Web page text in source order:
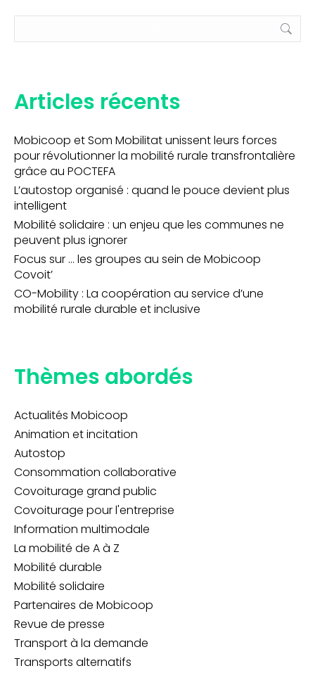
:
Articles récents
Mobicoop et Som Mobilitat unissent leurs forces
pour révolutionner la mobilité rurale transfrontalière
grâce au POCTEFA
L’autostop organisé : quand le pouce devient plus
intelligent
Mobilité solidaire : un enjeu que les communes ne
peuvent plus ignorer
Focus sur … les groupes au sein de Mobicoop
Covoit’
CO-Mobility : La coopération au service d’une
mobilité rurale durable et inclusive
Thèmes abordés
Actualités Mobicoop
Animation et incitation
Autostop
Consommation collaborative
Covoiturage grand public
Covoiturage pour l'entreprise
Information multimodale
La mobilité de A à Z
Mobilité durable
Mobilité solidaire
Partenaires de Mobicoop
Revue de presse
Transport à la demande
Transports alternatifs